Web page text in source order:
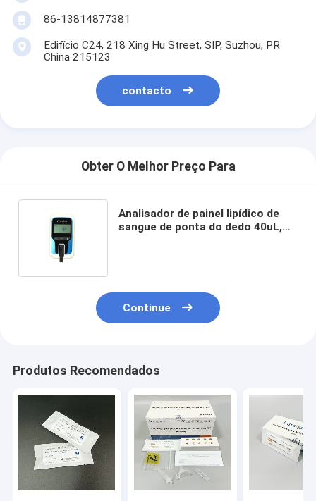
86-13814877381
Edifício C24, 218 Xing Hu Street, SIP, Suzhou, PR
China 215123
contacto
Obter O Melhor Preço Para
Analisador de painel lipídico de
sangue de ponta do dedo 40uL,
Continue
Produtos Recomendados